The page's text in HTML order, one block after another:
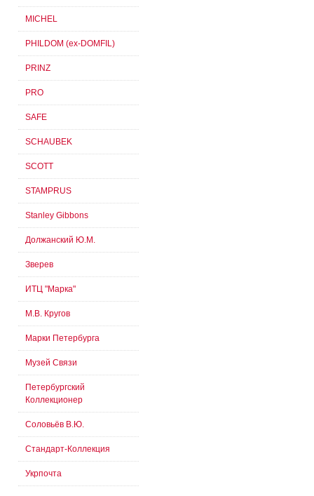
MICHEL
PHILDOM (ex-DOMFIL)
PRINZ
PRO
SAFE
SCHAUBEK
SCOTT
STAMPRUS
Stanley Gibbons
Должанский Ю.М.
Зверев
ИТЦ "Марка"
М.В. Кругов
Марки Петербурга
Музей Связи
Петербургский
Коллекционер
Соловьёв В.Ю.
Стандарт-Коллекция
Укрпочта